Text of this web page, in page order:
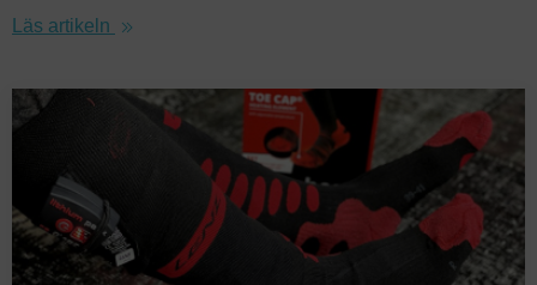
Läs artikeln